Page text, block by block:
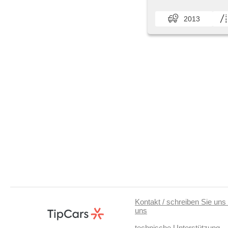
2013
Kontakt / schreiben Sie uns
uns